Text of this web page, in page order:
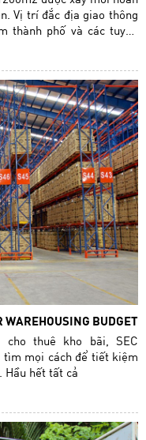
Vị trí đắc địa giao thông
phố và các tuyến
200 - 400 -600m2.
WAREHOUSING BUDGET
thuê kho bãi, SEC
tìm mọi cách để tiết kiệm
Hầu hết tất cả